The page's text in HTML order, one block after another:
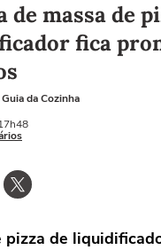
de massa de
fica
Guia da Cozinha
pizza de